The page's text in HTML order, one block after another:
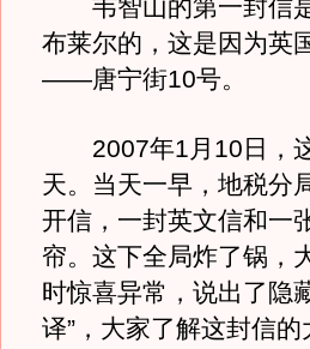
韦智山的第一封信是
布莱尔的，这是因为英
——唐宁街10号。
2007年1月10日，这
天。当天一早，地税分
开信，一封英文信和一
帘。这下全局炸了锅，
时惊喜异常，说出了隐
译”，大家了解这封信